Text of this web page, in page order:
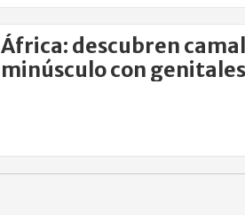
África: descubren
minúsculo con